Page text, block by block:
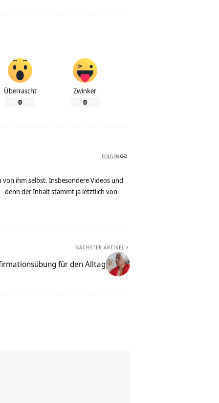
Überrascht
0
Zwinker
0
FOLGEN
ihm selbst. Insbesondere Videos und
denn der Inhalt stammt ja letztlich von
NÄCHSTER ARTIKEL
für den Alltag